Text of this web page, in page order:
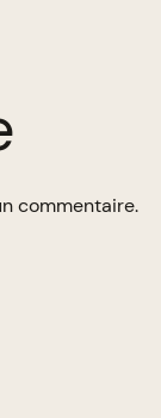
commentaire.